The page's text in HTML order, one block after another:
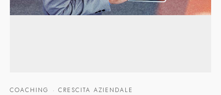
COACHING · CRESCITA AZIENDALE